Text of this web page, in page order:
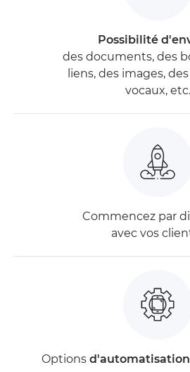
Possibilité
des documents, des
liens, des images,
vocaux, etc.
Commencez par
avec vos
Options d'automatisation